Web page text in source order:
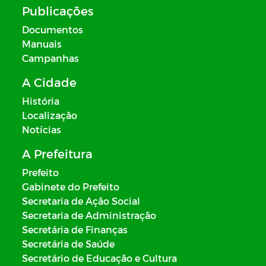
Publicações
Documentos
Manuais
Campanhas
A Cidade
História
Localização
Notícias
A Prefeitura
Prefeito
Gabinete do Prefeito
Secretaria de Ação Social
Secretaria de Administração
Secretária de Finanças
Secretária de Saúde
Secretário de Educação e Cultura